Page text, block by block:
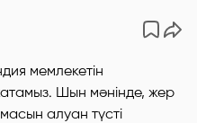
мемлекетін
Шын мәнінде, жер
алуан түсті